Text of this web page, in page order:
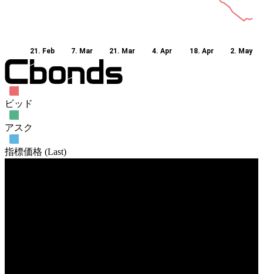
21. Feb 7. Mar 21. Mar 4. Apr 18. Apr 2. May
ビッド
アスク
指標価格 (Last)